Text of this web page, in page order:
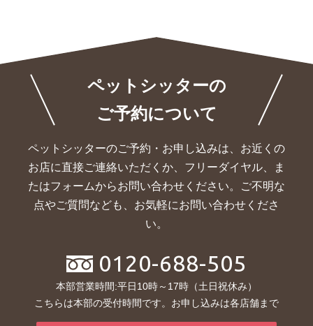
ペットシッターの
ご予約について
ペットシッターのご予約・お申し込みは、お近くの
お店に直接ご連絡いただくか、 フリーダイヤル、ま
たはフォームからお問い合わせください。ご不明な
点やご質問なども、お気軽にお問い合わせくださ
い。
0120-688-505
本部営業時間:平日10時～17時（土日祝休み）
こちらは本部の受付時間です。お申し込みは各店舗まで